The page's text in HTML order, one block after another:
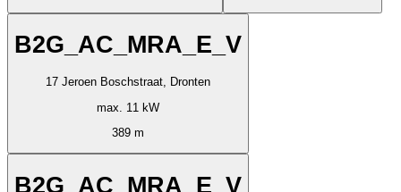
B2G_AC_MRA_E_V
17 Jeroen Boschstraat, Dronten
max. 11 kW
389 m
B2G_AC_MRA_E_V